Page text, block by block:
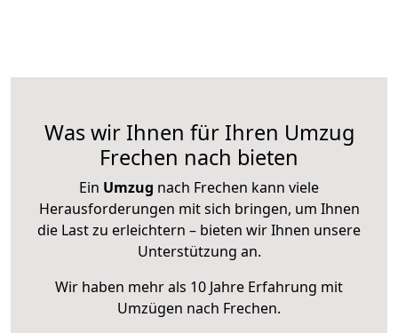
Was wir Ihnen für Ihren Umzug
Frechen nach bieten
Ein Umzug nach Frechen kann viele
Herausforderungen mit sich bringen, um Ihnen
die Last zu erleichtern – bieten wir Ihnen unsere
Unterstützung an.
Wir haben mehr als 10 Jahre Erfahrung mit
Umzügen nach Frechen.